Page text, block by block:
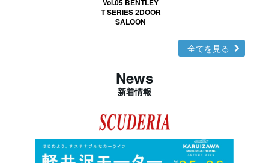
Vol.05 BENTLEY
T SERIES 2DOOR
SALOON
全てを見る
News
新着情報